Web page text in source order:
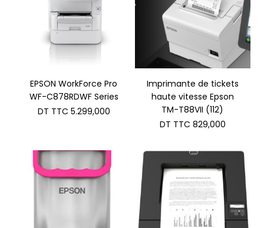
EPSON WorkForce Pro
WF-C878RDWF Series
DT TTC 5.299,000
Imprimante de tickets
haute vitesse Epson
TM-T88VII (112)
DT TTC 829,000